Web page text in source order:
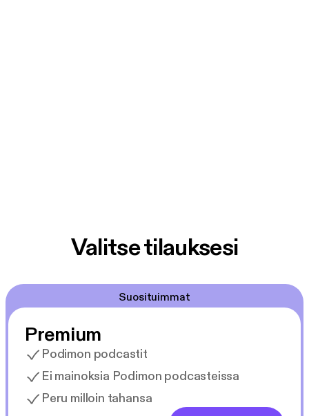
Valitse tilauksesi
Suosituimmat
Premium
Podimon podcastit
Ei mainoksia Podimon podcasteissa
Peru milloin tahansa